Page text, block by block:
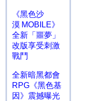
《黑色沙
漠 MOBILE》
全新「噩夢」
改版享受刺激
戰鬥
全新暗黑都會
RPG《黑色基
因》震撼曝光